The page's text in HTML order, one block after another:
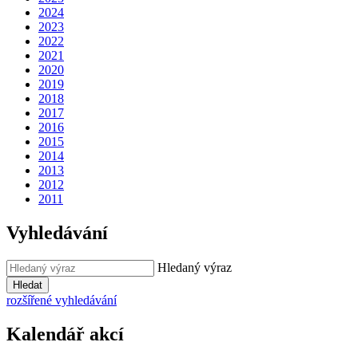
2024
2023
2022
2021
2020
2019
2018
2017
2016
2015
2014
2013
2012
2011
Vyhledávání
Hledaný výraz
Hledat
rozšířené vyhledávání
Kalendář akcí